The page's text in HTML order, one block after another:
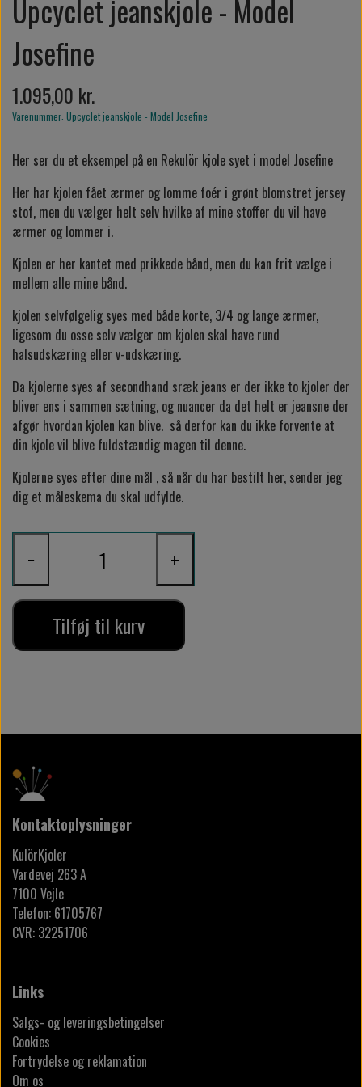
Upcyclet jeanskjole - Model
Josefine
1.095,00 kr.
Varenummer: Upcyclet jeanskjole - Model Josefine
Her ser du et eksempel på en Rekulör kjole syet i model Josefine
Her har kjolen fået ærmer og lomme foér i grønt blomstret jersey
stof, men du vælger helt selv hvilke af mine stoffer du vil have
ærmer og lommer i.
Kjolen er her kantet med prikkede bånd, men du kan frit vælge i
mellem alle mine bånd.
kjolen selvfølgelig syes med både korte, 3/4 og lange ærmer,
ligesom du osse selv vælger om kjolen skal have rund
halsudskæring eller v-udskæring.
Da kjolerne syes af secondhand sræk jeans er der ikke to kjoler der
bliver ens i sammen sætning, og nuancer da det helt er jeansne der
afgør hvordan kjolen kan blive. så derfor kan du ikke forvente at
din kjole vil blive fuldstændig magen til denne.
Kjolerne syes efter dine mål , så når du har bestilt her, sender jeg
dig et måleskema du skal udfylde.
− +
Tilføj til kurv
Kontaktoplysninger
KulörKjoler
Vardevej 263 A
7100 Vejle
Telefon: 61705767
CVR: 32251706
Links
Salgs- og leveringsbetingelser
Cookies
Fortrydelse og reklamation
Om os